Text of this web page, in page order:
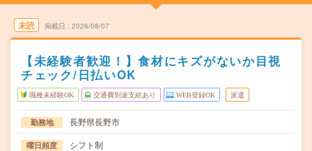
未読 掲載日 2026/08/07
【未経験者歓迎！】食材にキズがないか目視
チェック/日払いOK
職種未経験OK 交通費別途支給あり WEB登録OK 派遣
勤務地 長野県長野市
曜日頻度 シフト制